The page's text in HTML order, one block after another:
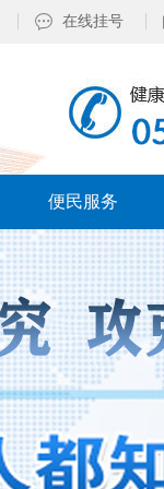
在线挂号
便民服务